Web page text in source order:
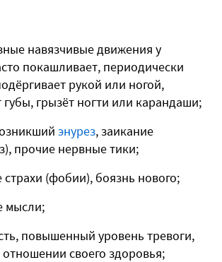
навязчивые движения у
покашливает, периодически
рукой или ногой,
губы, грызёт ногти или карандаши;
энурез, заикание
прочие нервные тики;
страхи (фобии), боязнь нового;
мысли;
повышенный уровень тревоги,
своего здоровья;